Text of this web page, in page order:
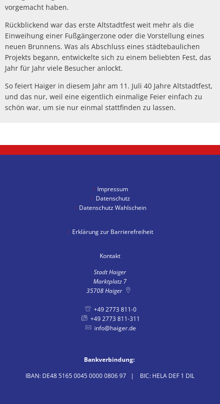
vorgemacht haben.
Rückblickend war das erste Altstadtfest weit mehr als die
Einweihung einer Fußgängerzone oder die Vorstellung eines
neuen Brunnens. Was als Abschluss eines städtebaulichen
Projekts begann, entwickelte sich zu einem beliebten Fest, das
Jahr für Jahr viele Besucher anlockt.
So feiert Haiger in diesem Jahr am 11. Juli 40 Jahre Altstadtfest,
und das nur, weil eine eigentlich einmalige Feier einfach zu
schön war, um sie nur einmal stattfinden zu lassen.
Impressum
Datenschutz
Datenschutz Wahlschein
Erklärung zur Barrierefreiheit
Kontakt
Stadt Haiger
Marktplatz 7
35708 Haiger
+49 2773 811-0
+49 2773 811-311
info@haiger.de
Bankverbindung:
IBAN: DE48 5165 0045 0000 0806 97 | BIC: HELA DEF 1 DIL